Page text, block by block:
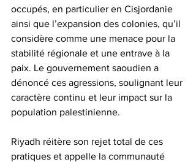
occupés, en particulier en Cisjordanie
ainsi que l’expansion des colonies, qu’il
considère comme une menace pour la
stabilité régionale et une entrave à la
paix. Le gouvernement saoudien a
dénoncé ces agressions, soulignant leur
caractère continu et leur impact sur la
population palestinienne.
Riyadh réitère son rejet total de ces
pratiques et appelle la communauté